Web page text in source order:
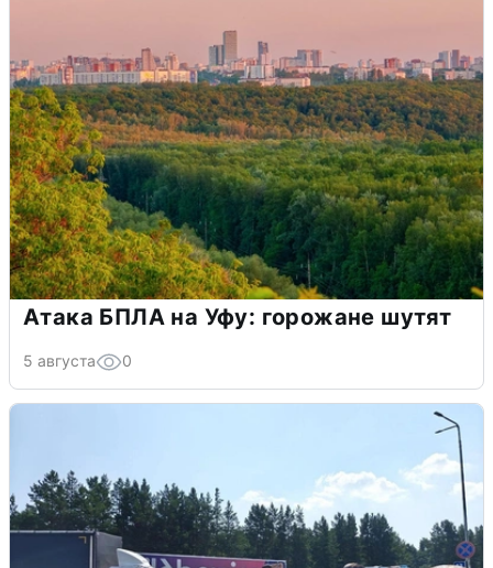
Атака БПЛА на Уфу: горожане шутят
5 августа 0